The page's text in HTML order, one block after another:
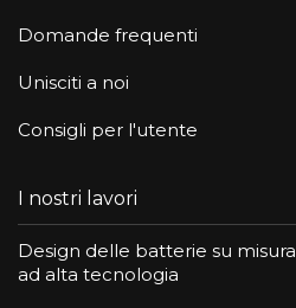
Domande frequenti
Unisciti a noi
Consigli per l'utente
I nostri lavori
Design delle batterie su misura
ad alta tecnologia